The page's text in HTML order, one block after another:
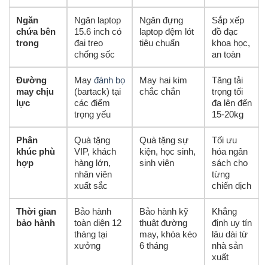
Ngăn
chứa bên
trong
Ngăn laptop
15.6 inch có
đai treo
chống sốc
Ngăn đựng
laptop đệm lót
tiêu chuẩn
Sắp xếp
đồ đạc
khoa học,
an toàn
Đường
may chịu
lực
May đánh bọ
(bartack) tại
các điểm
trọng yếu
May hai kim
chắc chắn
Tăng tải
trọng tối
đa lên đến
15-20kg
Phân
khúc phù
hợp
Quà tặng
VIP, khách
hàng lớn,
nhân viên
xuất sắc
Quà tặng sự
kiện, học sinh,
sinh viên
Tối ưu
hóa ngân
sách cho
từng
chiến dịch
Thời gian
bảo hành
Bảo hành
toàn diện 12
tháng tại
xưởng
Bảo hành kỹ
thuật đường
may, khóa kéo
6 tháng
Khẳng
định uy tín
lâu dài từ
nhà sản
xuất